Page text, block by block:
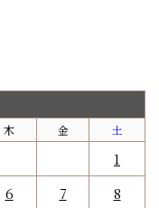
木 金 土
1
6 7 8